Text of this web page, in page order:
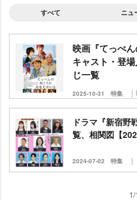
すべて ニュ
映画『てっぺ
キャスト・登
じ一覧
2025-10-31 特集
ドラマ『新宿野
覧、相関図【
2024-07-02 特集
1/